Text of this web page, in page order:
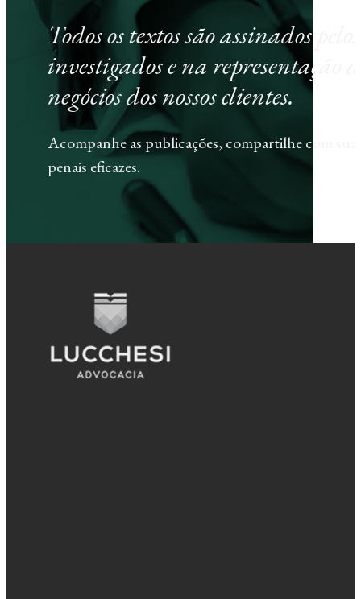
Todos os textos são assinados
investigados e na representação
negócios dos nossos clientes.
Acompanhe as publicações, compartilhe com
penais eficazes.